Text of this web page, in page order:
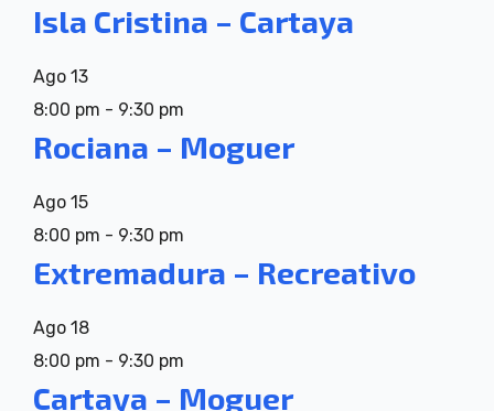
Isla Cristina – Cartaya
Ago 13
8:00 pm - 9:30 pm
Rociana – Moguer
Ago 15
8:00 pm - 9:30 pm
Extremadura – Recreativo
Ago 18
8:00 pm - 9:30 pm
Cartaya – Moguer